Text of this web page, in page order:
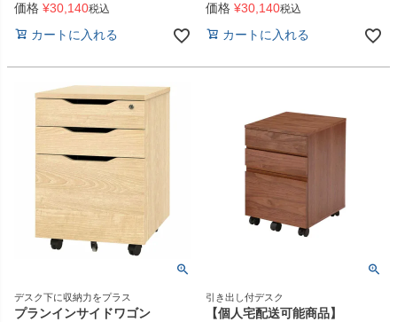
価格 ¥30,140税込
カートに入れる
価格 ¥30,140税込
カートに入れる
デスク下に収納力をプラス
プランインサイドワゴン
引き出し付デスク
【個人宅配送可能商品】